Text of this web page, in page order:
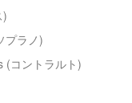
)
プラノ)
(コントラルト)